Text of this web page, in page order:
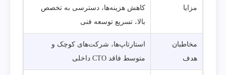
مزایا
کاهش هزینه‌ها، دسترسی به تخصص
بالا، تسریع توسعه فنی
مخاطبان
هدف
استارتاپ‌ها، شرکت‌های کوچک و
متوسط فاقد CTO داخلی